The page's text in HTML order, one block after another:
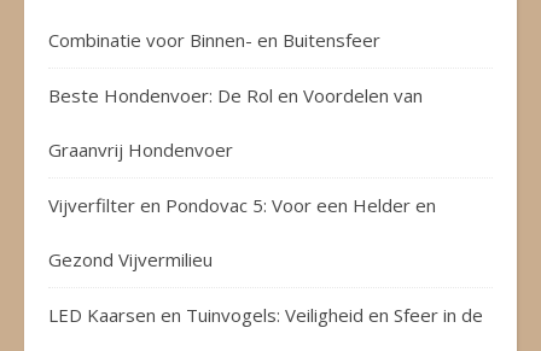
Combinatie voor Binnen- en Buitensfeer
Beste Hondenvoer: De Rol en Voordelen van
Graanvrij Hondenvoer
Vijverfilter en Pondovac 5: Voor een Helder en
Gezond Vijvermilieu
LED Kaarsen en Tuinvogels: Veiligheid en Sfeer in de